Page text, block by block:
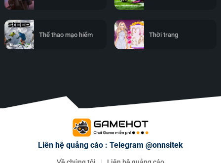
Thể thao mạo hiểm Thời trang
Liên hệ quảng cáo : Telegram @onnsitek